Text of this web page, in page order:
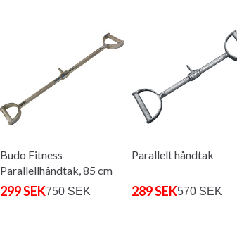
Budo Fitness
Parallellhåndtak, 85 cm
299 SEK750 SEK
Parallelt håndtak
289 SEK570 SEK